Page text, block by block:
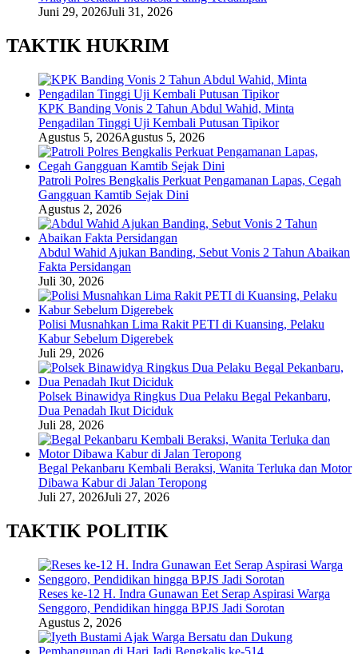
Juni 29, 2026Juli 31, 2026
TAKTIK HUKRIM
KPK Banding Vonis 2 Tahun Abdul Wahid, Minta
Pengadilan Tinggi Uji Kembali Putusan Tipikor
Agustus 5, 2026Agustus 5, 2026
Patroli Polres Bengkalis Perkuat Pengamanan Lapas, Cegah
Gangguan Kamtib Sejak Dini
Agustus 2, 2026
Abdul Wahid Ajukan Banding, Sebut Vonis 2 Tahun Abaikan
Fakta Persidangan
Juli 30, 2026
Polisi Musnahkan Lima Rakit PETI di Kuansing, Pelaku
Kabur Sebelum Digerebek
Juli 29, 2026
Polsek Binawidya Ringkus Dua Pelaku Begal Pekanbaru,
Dua Penadah Ikut Diciduk
Juli 28, 2026
Begal Pekanbaru Kembali Beraksi, Wanita Terluka dan Motor
Dibawa Kabur di Jalan Teropong
Juli 27, 2026Juli 27, 2026
TAKTIK POLITIK
Reses ke-12 H. Indra Gunawan Eet Serap Aspirasi Warga
Senggoro, Pendidikan hingga BPJS Jadi Sorotan
Agustus 2, 2026